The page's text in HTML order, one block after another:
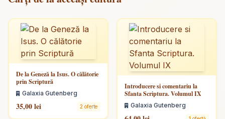
De la Geneză la Isus. O călătorie
prin Scriptură
Galaxia Gutenberg
35,00 lei 2 oferte
Introducere si comentariu la
Sfanta Scriptura. Volumul IX
Galaxia Gutenberg